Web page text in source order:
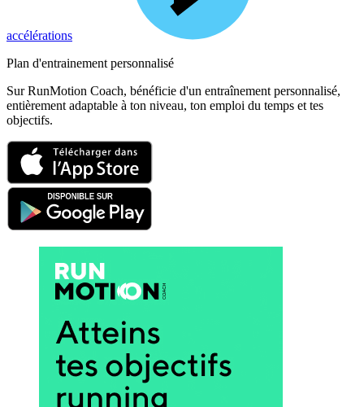
accélérations
Plan d'entrainement personnalisé
Sur RunMotion Coach, bénéficie d'un entraînement personnalisé,
entièrement adaptable à ton niveau, ton emploi du temps et tes
objectifs.